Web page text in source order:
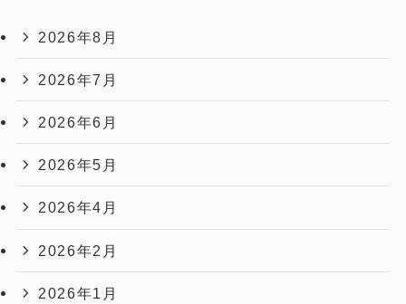
2026年8月
2026年7月
2026年6月
2026年5月
2026年4月
2026年2月
2026年1月